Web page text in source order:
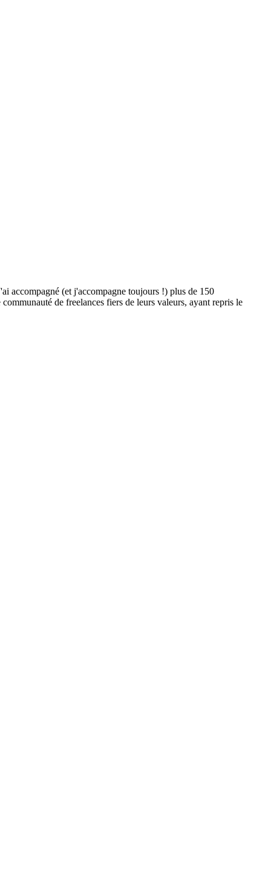
accompagné (et j'accompagne toujours !) plus de 150
de freelances fiers de leurs valeurs, ayant repris le